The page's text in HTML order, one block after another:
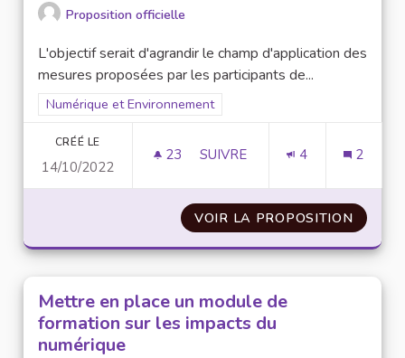
Proposition officielle
L'objectif serait d'agrandir le champ d'application des
mesures proposées par les participants de...
Filtrer les résultats pour le secteur : Numérique et
Numérique et Environnement
CRÉÉ LE
14/10/2022
23 23 ABONNÉS
SUIVRE 4 2
VOIR LA PROPOSITION
Mettre en place un module de
formation sur les impacts du
numérique